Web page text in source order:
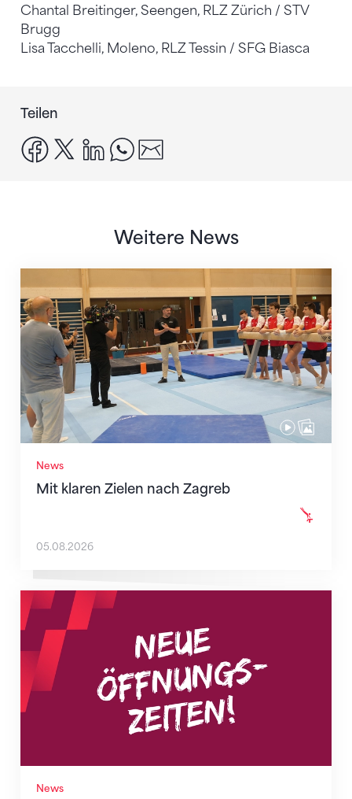
Chantal Breitinger, Seengen, RLZ Zürich / STV
Brugg
Lisa Tacchelli, Moleno, RLZ Tessin / SFG Biasca
Teilen
facebook
x linkedinwhatsapp
Weitere News
News
Mit klaren Zielen nach Zagreb
Mit klaren Zielen nach Zagreb
05.08.2026
News
Neue Empfangszeiten ab 1. August 2026